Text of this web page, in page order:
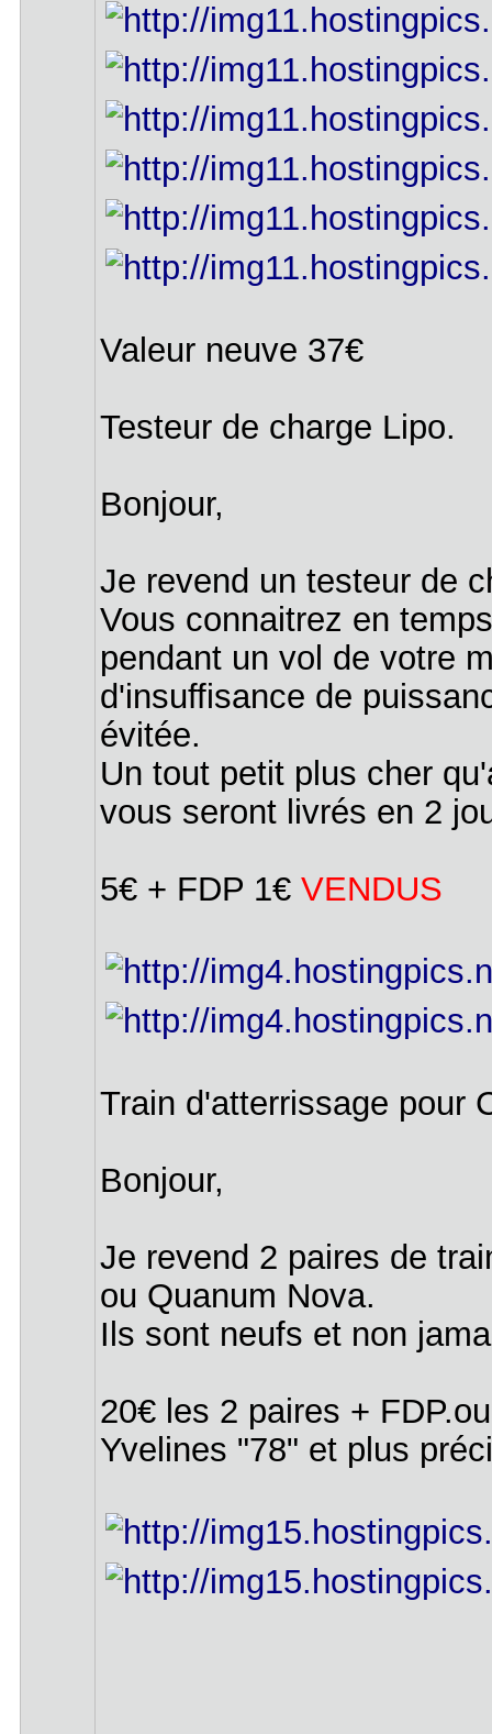
Valeur neuve 37€
Testeur de charge Lipo.
Bonjour,
Je revend un testeur de
Vous connaitrez en
pendant un vol de votre
d'insuffisance de
évitée.
Un tout petit plus cher
vous seront livrés en 2
5€ + FDP 1€ VENDUS
Train d'atterrissage pour
Bonjour,
Je revend 2 paires de
ou Quanum Nova.
Ils sont neufs et non
20€ les 2 paires +
Yvelines "78" et plus